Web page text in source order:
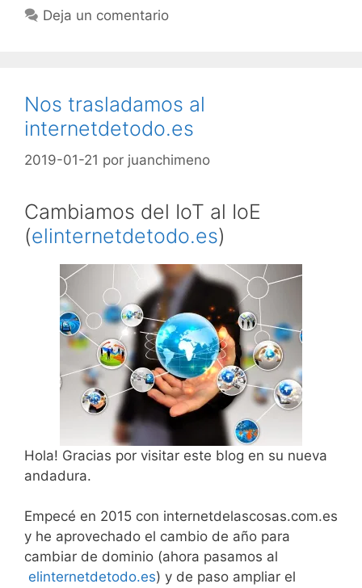
Deja un comentario
Nos trasladamos al
internetdetodo.es
2019-01-21 por juanchimeno
Cambiamos del IoT al IoE
(elinternetdetodo.es)
Hola! Gracias por visitar este blog en su nueva
andadura.
Empecé en 2015 con internetdelascosas.com.es
y he aprovechado el cambio de año para
cambiar de dominio (ahora pasamos al
elinternetdetodo.es) y de paso ampliar el